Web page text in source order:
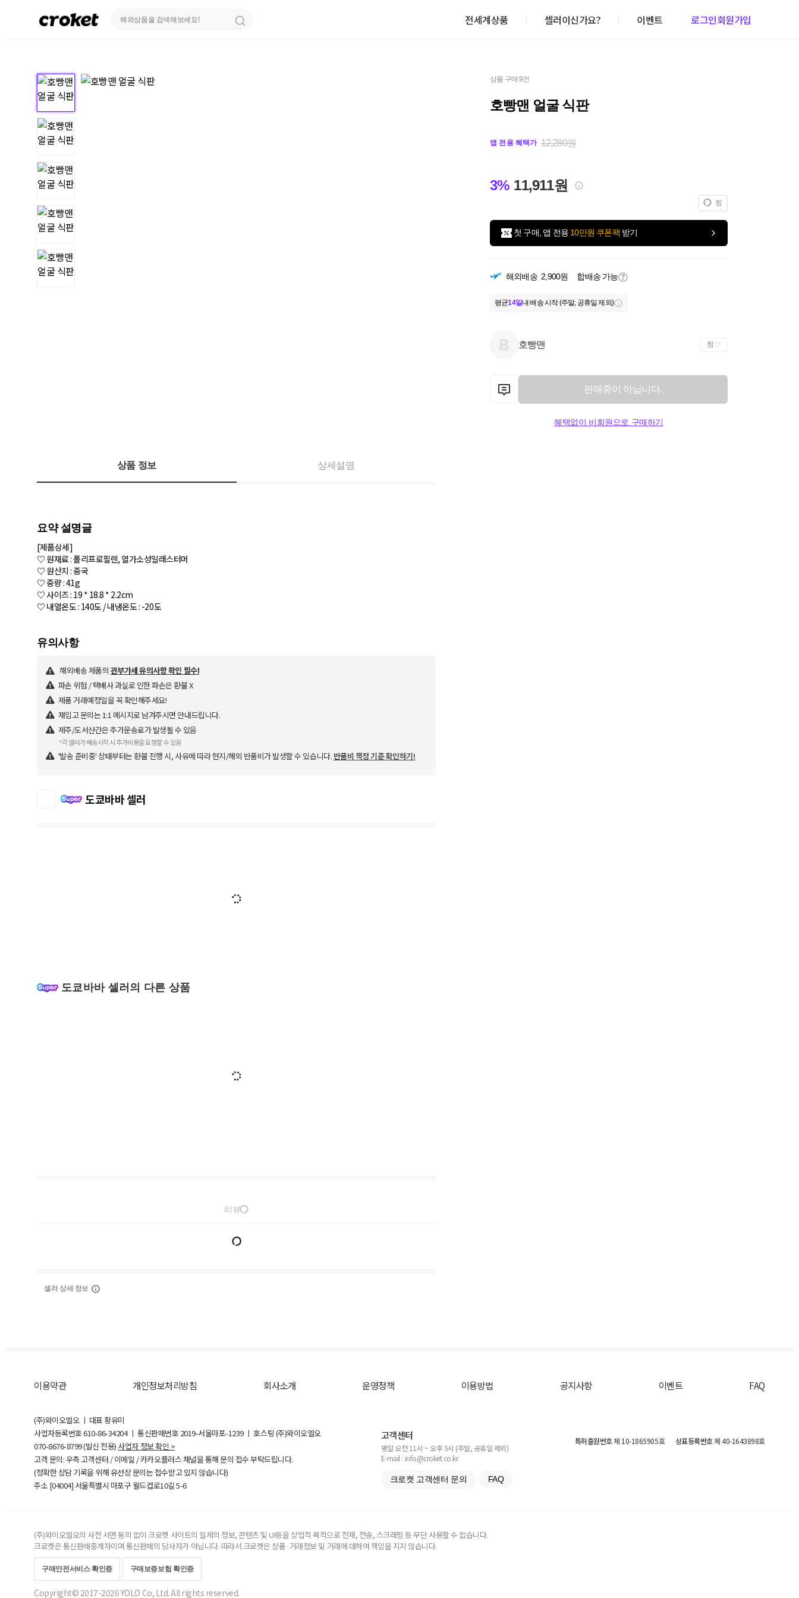
전세계상품 셀러이신가요? 이벤트 로그인회원가입
상품 구매 9건
호빵맨 얼굴 식판
앱 전용 혜택가 12,280원
3% 11,911원
찜
첫 구매, 앱 전용 10만원 쿠폰팩 받기
해외배송 2,900원 합배송 가능
평균14일내 배송 시작 (주말, 공휴일 제외)
호빵맨 찜
판매중이 아닙니다.
혜택없이 비회원으로 구매하기
상품 정보 상세설명
요약 설명글
[제품상세]
♡ 원재료 : 폴리프로필렌, 열가소성일래스터머
♡ 원산지 : 중국
♡ 중량 : 41g
♡ 사이즈 : 19 * 18.8 * 2.2cm
♡ 내열온도 : 140도 / 내냉온도 : -20도
유의사항
해외배송 제품의 관부가세 유의사항 확인 필수!
파손 위험 / 택배사 과실로 인한 파손은 환불 X
제품 거래예정일을 꼭 확인해주세요!
재입고 문의는 1:1 메시지로 남겨주시면 안내드립니다.
제주/도서산간은 추가운송료가 발생될 수 있음
*각 셀러가 배송시작 시 추가비용을 요청할 수 있음
'발송 준비중' 상태부터는 환불 진행 시, 사유에 따라 현지/해외 반품비가 발생할 수 있습니다. 반품비 책정 기준 확인하기!
도쿄바바 셀러
도쿄바바 셀러의 다른 상품
리뷰
셀러 상세 정보
이용약관 개인정보처리방침 회사소개 운영정책 이용방법 공지사항 이벤트 FAQ
(주)와이오엘오 ㅣ 대표 황유미
사업자등록번호610-86-34204ㅣ 통신판매번호 2019-서울마포-1239 ㅣ 호스팅 (주)와이오엘오
070-8676-8799 (발신 전용) 사업자 정보 확인 >
고객 문의: 우측 고객센터 / 이메일 / 카카오플러스 채널을 통해 문의 접수 부탁드립니다.
(정확한 상담 기록을 위해 유선상 문의는 접수받고 있지 않습니다)
주소 [04004] 서울특별시 마포구 월드컵로10길5-6
고객센터
평일 오전 11시 ~ 오후 5시 (주말, 공휴일 제외)
E-mail : info@croket.co.kr
크로켓 고객센터 문의 FAQ
특허출원번호제 10-1865905호 상표등록번호제 40-1643898호
(주)와이오엘오의 사전 서면 동의 없이 크로켓 사이트의 일체의 정보, 콘텐츠 및 UI등을 상업적 목적으로 전재, 전송, 스크래핑 등 무단 사용할 수 없습니다.
크로켓은 통신판매중개자이며 통신판매의 당사자가 아닙니다. 따라서 크로켓은 상품·거래정보 및 거래에 대하여 책임을 지지 않습니다.
구매안전서비스 확인증 구매보증보험 확인증
Copyright© 2017-2026 YOLO Co, Ltd. All rights reserved.